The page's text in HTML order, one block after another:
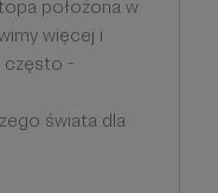
położona w
więcej i
często -
świata dla